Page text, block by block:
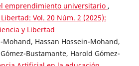
emprendimiento universitario ,
Vol. 20 Núm. 2 (2025):
y Libertad
Mohand, Hassan Hossein-Mohand,
Bustamante, Harold Gómez-